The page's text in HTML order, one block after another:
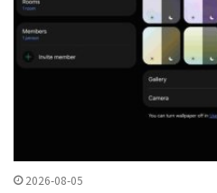
2026-08-05